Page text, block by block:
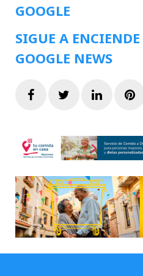
GOOGLE
SIGUE A
GOOGLE NEWS
FacebookTwitter